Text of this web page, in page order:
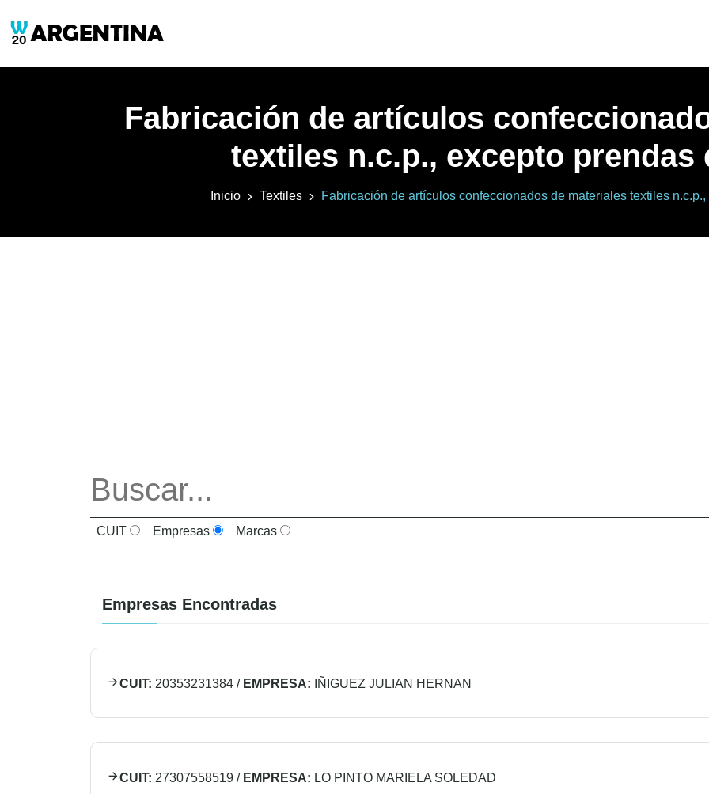
Fabricación de artículos
textiles n.c.p., excepto prendas
Inicio Textiles Fabricación de artículos confeccionados de materiales textiles
CUIT Empresas Marcas
Empresas Encontradas
CUIT: 20353231384 / EMPRESA: IÑIGUEZ JULIAN HERNAN
CUIT: 27307558519 / EMPRESA: LO PINTO MARIELA SOLEDAD